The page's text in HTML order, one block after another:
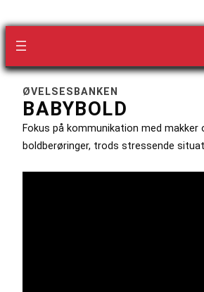
ØVELSESBANKEN
BABYBOLD
Fokus på kommunikation med makker
boldberøringer, trods stressende